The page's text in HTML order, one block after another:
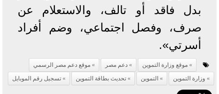
بدل فاقد أو تالف، والاستعلام عن
صرف، وفصل اجتماعي، وضم أفراد
أسرتي».
موقع وزارة التموين دعم مصر
موقع دعم مصر الرسمي
وزارة التموين
التموين تحديث بطاقة التموين تسجيل رقم الموبايل